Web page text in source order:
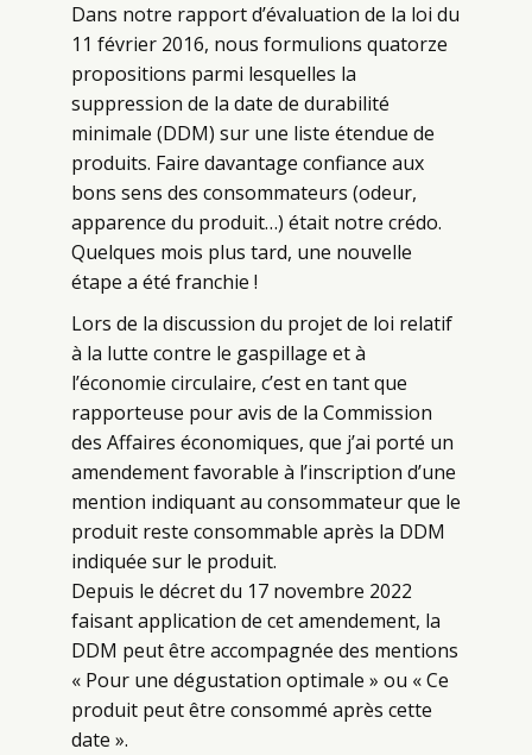
Dans notre rapport d’évaluation de la loi du
11 février 2016, nous formulions quatorze
propositions parmi lesquelles la
suppression de la date de durabilité
minimale (DDM) sur une liste étendue de
produits. Faire davantage confiance aux
bons sens des consommateurs (odeur,
apparence du produit…) était notre crédo.
Quelques mois plus tard, une nouvelle
étape a été franchie !
Lors de la discussion du projet de loi relatif
à la lutte contre le gaspillage et à
l’économie circulaire, c’est en tant que
rapporteuse pour avis de la Commission
des Affaires économiques, que j’ai porté un
amendement favorable à l’inscription d’une
mention indiquant au consommateur que le
produit reste consommable après la DDM
indiquée sur le produit.
Depuis le décret du 17 novembre 2022
faisant application de cet amendement, la
DDM peut être accompagnée des mentions
« Pour une dégustation optimale » ou « Ce
produit peut être consommé après cette
date ».